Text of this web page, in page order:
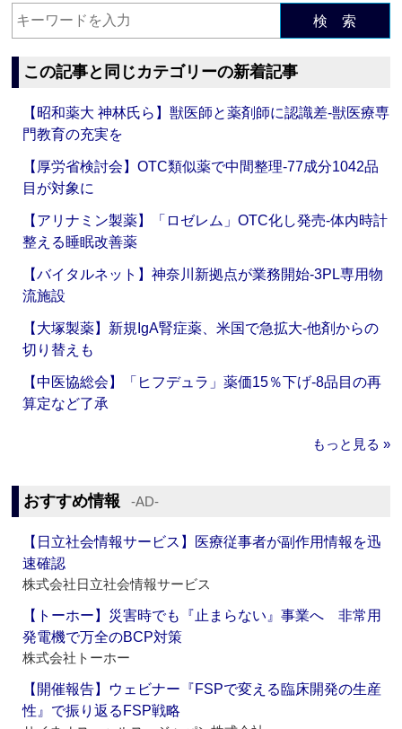
検 索
この記事と同じカテゴリーの新着記事
【昭和薬大 神林氏ら】獣医師と薬剤師に認識差‐獣医療専
門教育の充実を
【厚労省検討会】OTC類似薬で中間整理‐77成分1042品
目が対象に
【アリナミン製薬】「ロゼレム」OTC化し発売‐体内時計
整える睡眠改善薬
【バイタルネット】神奈川新拠点が業務開始‐3PL専用物
流施設
【大塚製薬】新規IgA腎症薬、米国で急拡大‐他剤からの
切り替えも
【中医協総会】「ヒフデュラ」薬価15％下げ‐8品目の再
算定など了承
もっと見る »
おすすめ情報 ‐AD‐
【日立社会情報サービス】医療従事者が副作用情報を迅
速確認
株式会社日立社会情報サービス
【トーホー】災害時でも『止まらない』事業へ 非常用
発電機で万全のBCP対策
株式会社トーホー
【開催報告】ウェビナー『FSPで変える臨床開発の生産
性』で振り返るFSP戦略